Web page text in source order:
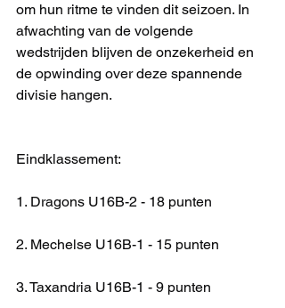
om hun ritme te vinden dit seizoen. In
afwachting van de volgende
wedstrijden blijven de onzekerheid en
de opwinding over deze spannende
divisie hangen.
Eindklassement:
1. Dragons U16B-2 - 18 punten
2. Mechelse U16B-1 - 15 punten
3. Taxandria U16B-1 - 9 punten